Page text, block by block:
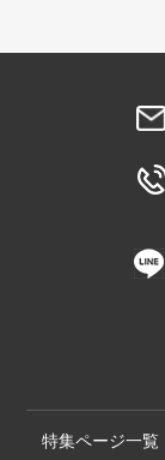
特集ページ一覧